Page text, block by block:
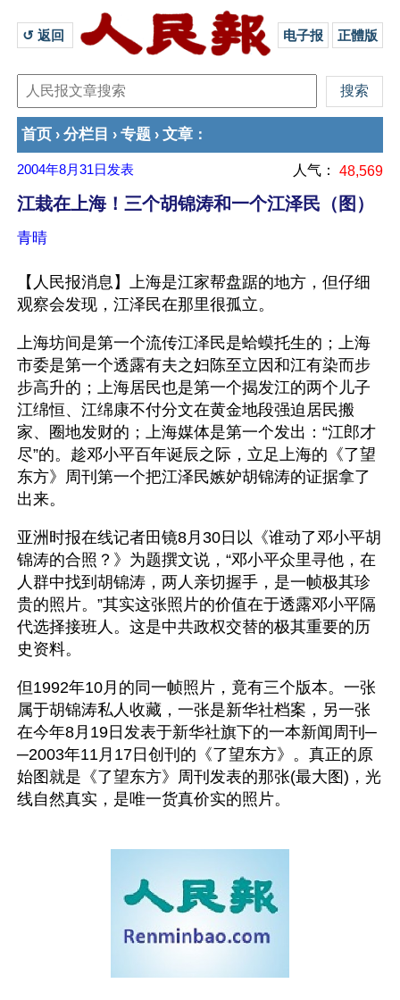
↺ 返回 电子报 正體版
首页 › 分栏目 › 专题 › 文章 ：
2004年8月31日 发表 人气： 48,569
江栽在上海！三个胡锦涛和一个江泽民（图）
青晴
【人民报消息】上海是江家帮盘踞的地方，但仔细
观察会发现，江泽民在那里很孤立。
上海坊间是第一个流传江泽民是蛤蟆托生的；上海
市委是第一个透露有夫之妇陈至立因和江有染而步
步高升的；上海居民也是第一个揭发江的两个儿子
江绵恒、江绵康不付分文在黄金地段强迫居民搬
家、圈地发财的；上海媒体是第一个发出：“江郎才
尽”的。趁邓小平百年诞辰之际，立足上海的《了望
东方》周刊第一个把江泽民嫉妒胡锦涛的证据拿了
出来。
亚洲时报在线记者田镜8月30日以《谁动了邓小平胡
锦涛的合照？》为题撰文说，“邓小平众里寻他，在
人群中找到胡锦涛，两人亲切握手，是一帧极其珍
贵的照片。”其实这张照片的价值在于透露邓小平隔
代选择接班人。这是中共政权交替的极其重要的历
史资料。
但1992年10月的同一帧照片，竟有三个版本。一张
属于胡锦涛私人收藏，一张是新华社档案，另一张
在今年8月19日发表于新华社旗下的一本新闻周刊─
─2003年11月17日创刊的《了望东方》。真正的原
始图就是《了望东方》周刊发表的那张(最大图)，光
线自然真实，是唯一货真价实的照片。